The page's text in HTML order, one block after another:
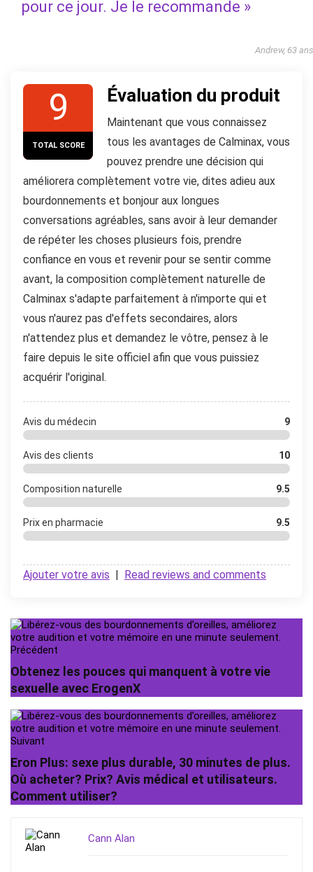
pour ce jour. Je le recommande »
Andrew, 63 ans
9
TOTAL SCORE
Évaluation du produit
Maintenant que vous connaissez
tous les avantages de Calminax, vous
pouvez prendre une décision qui
améliorera complètement votre vie, dites adieu aux
bourdonnements et bonjour aux longues
conversations agréables, sans avoir à leur demander
de répéter les choses plusieurs fois, prendre
confiance en vous et revenir pour se sentir comme
avant, la composition complètement naturelle de
Calminax s'adapte parfaitement à n'importe qui et
vous n'aurez pas d'effets secondaires, alors
n'attendez plus et demandez le vôtre, pensez à le
faire depuis le site officiel afin que vous puissiez
acquérir l'original.
Avis du médecin 9
Avis des clients 10
Composition naturelle 9.5
Prix ​​en pharmacie 9.5
Ajouter votre avis Read reviews and comments
Précédent
Obtenez les pouces qui manquent à votre vie
sexuelle avec ErogenX
Suivant
Eron Plus: sexe plus durable, 30 minutes de plus.
Où acheter? Prix? Avis médical et utilisateurs.
Comment utiliser?
Cann Alan